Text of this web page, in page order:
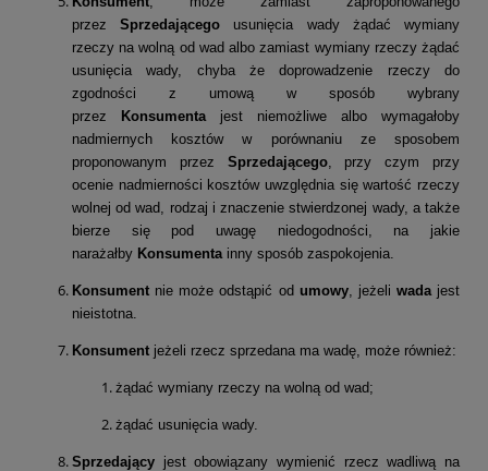
przezSprzedającego usunięcia wady żądać wymiany
rzeczy na wolną od wad albo zamiast wymiany rzeczy żądać
usunięcia wady, chyba że doprowadzenie rzeczy do
zgodności z umową w sposób wybrany
przez Konsumenta jest niemożliwe albo wymagałoby
nadmiernych kosztów w porównaniu ze sposobem
proponowanym przez Sprzedającego, przy czym przy
ocenie nadmierności kosztów uwzględnia się wartość rzeczy
wolnej od wad, rodzaj i znaczenie stwierdzonej wady, a także
bierze się pod uwagę niedogodności, na jakie
narażałby Konsumenta inny sposób zaspokojenia.
Konsument nie może odstąpić od umowy, jeżeli wadajest
nieistotna.
Konsument jeżeli rzecz sprzedana ma wadę, może również:
żądać wymiany rzeczy na wolną od wad;
żądać usunięcia wady.
Sprzedający jest obowiązany wymienić rzecz wadliwą na